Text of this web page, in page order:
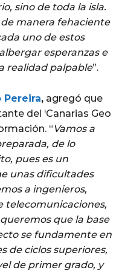
sino de toda la isla.
manera fehaciente
uno de estos
esperanzas e
realidad palpable”.
Pereira, agregó que
del ‘Canarias Geo
“ Vamos a
de lo
pues es un
unas dificultades
a ingenieros,
telecomunicaciones,
que la base
se fundamente en
de ciclos superiores,
de primer grado, y